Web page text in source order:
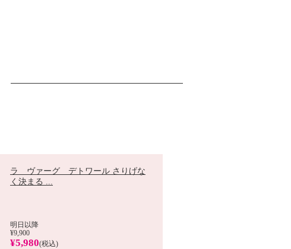
ラ ヴァーグ デトワール さりげな
く決まる ...
明日以降
¥9,900
¥5,980(税込)